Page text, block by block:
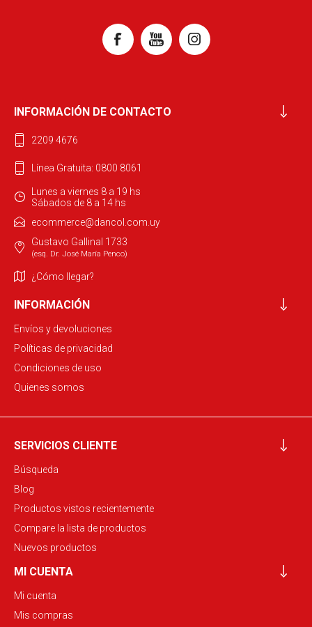
INFORMACIÓN DE CONTACTO
2209 4676
Línea Gratuita: 0800 8061
Lunes a viernes 8 a 19 hs
Sábados de 8 a 14 hs
ecommerce@dancol.com.uy
Gustavo Gallinal 1733
(esq. Dr. José María Penco)
¿Cómo llegar?
INFORMACIÓN
Envíos y devoluciones
Políticas de privacidad
Condiciones de uso
Quienes somos
SERVICIOS CLIENTE
Búsqueda
Blog
Productos vistos recientemente
Compare la lista de productos
Nuevos productos
MI CUENTA
Mi cuenta
Mis compras